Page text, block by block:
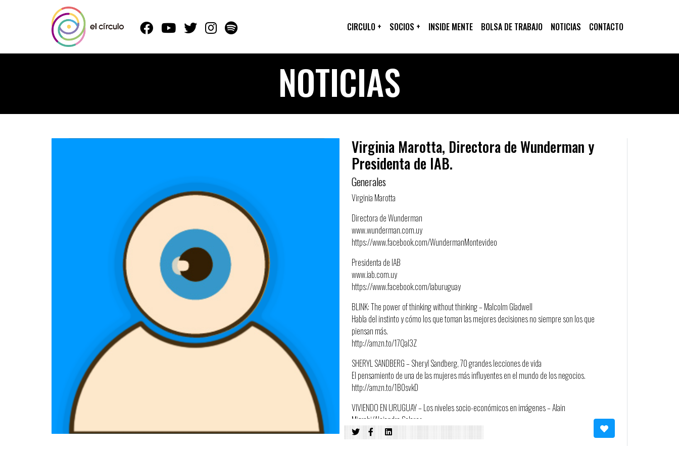
CIRCULO + SOCIOS + INSIDE MENTE BOLSA DE TRABAJO NOTICIAS CONTACTO
NOTICIAS
Virginia Marotta, Directora de Wunderman y
Presidenta de IAB.
Generales
Virginia Marotta
Directora de Wunderman
www.wunderman.com.uy
https://www.facebook.com/WundermanMontevideo
Presidenta de IAB
www.iab.com.uy
https://www.facebook.com/iaburuguay
BLINK: The power of thinking without thinking – Malcolm Gladwell
Habla del instinto y cómo los que toman las mejores decisiones no siempre son los que
piensan más.
http://amzn.to/17QaI3Z
SHERYL SANDBERG – Sheryl Sandberg, 70 grandes lecciones de vida
El pensamiento de una de las mujeres más influyentes en el mundo de los negocios.
http://amzn.to/1B0svkD
VIVIENDO EN URUGUAY – Los niveles socio-económicos en imágenes – Alain
Mizrahi/Alejandra Solares
Ayuda a responder una de las preguntas más importantes de un brief: “a quién le estamos